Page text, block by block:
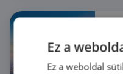
Ez a
Ez a weboldal